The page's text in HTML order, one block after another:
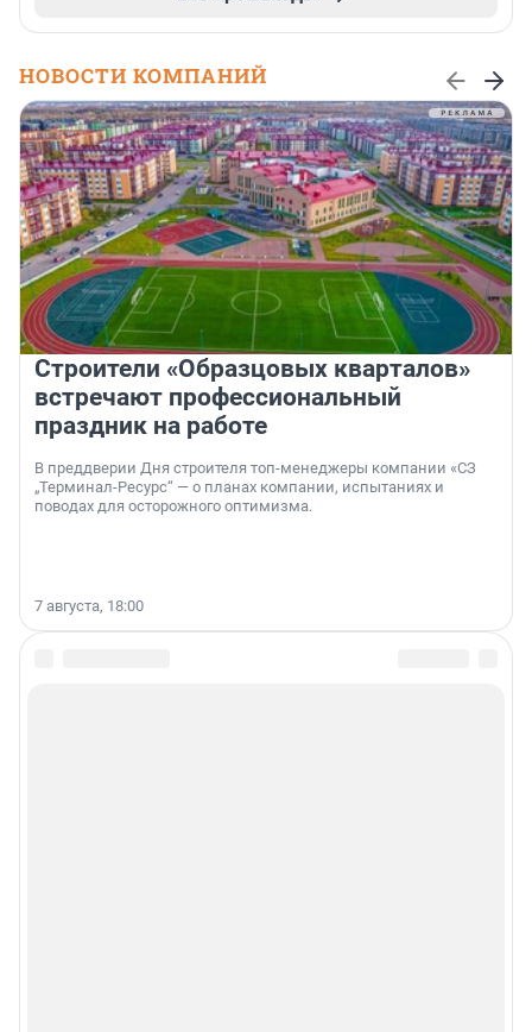
НОВОСТИ КОМПАНИЙ
Строители «Образцовых кварталов»
встречают профессиональный
праздник на работе
В преддверии Дня строителя топ-менеджеры компании «СЗ
„Терминал-Ресурс“ — о планах компании, испытаниях и
поводах для осторожного оптимизма.
7 августа, 18:00